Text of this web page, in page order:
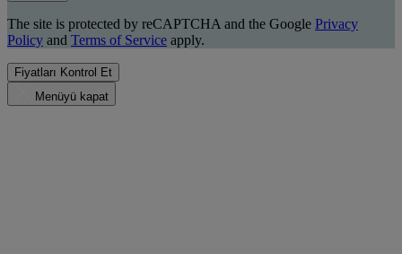
The site is protected by reCAPTCHA and the Google Privacy
Policy and Terms of Service apply.
Fiyatları Kontrol Et
Menüyü kapat